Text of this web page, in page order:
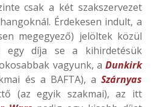
csak a két szakszervezet
Érdekesen indult, a
megegyező) jelöltek közül
egy díja se a kihirdetésük
vagyunk, a Dunkirk
és a BAFTA), a Szárnyas
(az egyik szakmai), az itt